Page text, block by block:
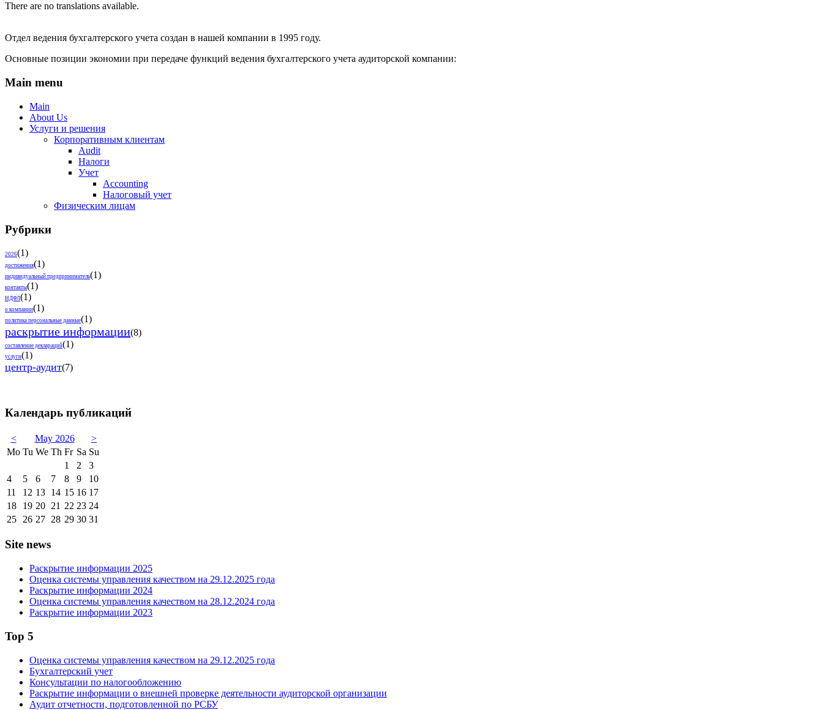
There are no translations available.
Отдел ведения бухгалтерского учета создан в нашей компании в 1995 году.
Основные позиции экономии при передаче функций ведения бухгалтерского учета аудиторской компании:
Main menu
Main
About Us
Услуги и решения
Корпоративным клиентам
Audit
Налоги
Учет
Accounting
Налоговый учет
Физическим лицам
Рубрики
2026(1)
достижения(1)
индивидуальный предприниматель(1)
контакты(1)
НДФЛ(1)
о компании(1)
политика персональные данные(1)
раскрытие информации(8)
составление деклараций(1)
услуги(1)
центр-аудит(7)
Календарь публикаций
< May 2026
>
Mo Tu We Th Fr Sa Su
1
2
3
4
5 6 7 8 9
10
11
12 13 14 15 16 17
18
19 20 21 22 23 24
25
26 27 28 29 30 31
Site news
Раскрытие информации 2025
Оценка системы управления качеством на 29.12.2025 года
Раскрытие информации 2024
Оценка системы управления качеством на 28.12.2024 года
Раскрытие информации 2023
Top 5
Оценка системы управления качеством на 29.12.2025 года
Бухгалтерский учет
Консультации по налогообложению
Раскрытие информации о внешней проверке деятельности аудиторской организации
Аудит отчетности, подготовленной по РСБУ